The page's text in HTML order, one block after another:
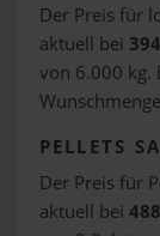
Der Preis für
aktuell bei
von 6.000 kg.
PELLETS
Der Preis für
aktuell bei